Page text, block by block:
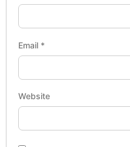
Email *
Website